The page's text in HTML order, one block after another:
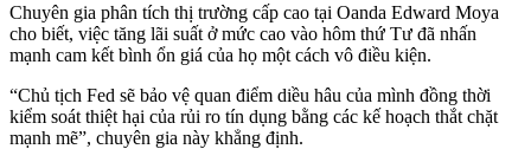
Chuyên gia phân tích thị trường cấp cao tại Oanda Edward Moya
cho biết, việc tăng lãi suất ở mức cao vào hôm thứ Tư đã nhấn
mạnh cam kết bình ổn giá của họ một cách vô điều kiện.
“Chủ tịch Fed sẽ bảo vệ quan điểm diều hâu của mình đồng thời
kiểm soát thiệt hại của rủi ro tín dụng bằng các kế hoạch thắt chặt
mạnh mẽ”, chuyên gia này khẳng định.